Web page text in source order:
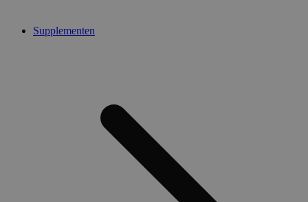
Supplementen